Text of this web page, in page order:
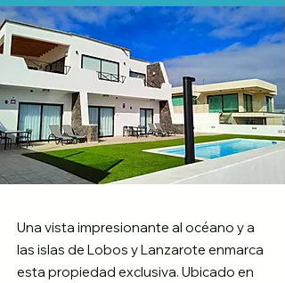
Una vista impresionante al océano y a
las islas de Lobos y Lanzarote enmarca
esta propiedad exclusiva. Ubicado en